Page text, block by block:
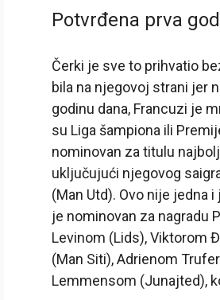
Potvrđena prva
Čerki je sve to prihvatio
bila na njegovoj strani jer
godinu dana, Francuzi je
su Liga šampiona ili
nominovan za titulu
uključujući njegovog
(Man Utd). Ovo nije jedna
je nominovan za nagradu
Levinom (Lids), Viktorom
(Man Siti), Adrienom
Lemmensom (Junajted),